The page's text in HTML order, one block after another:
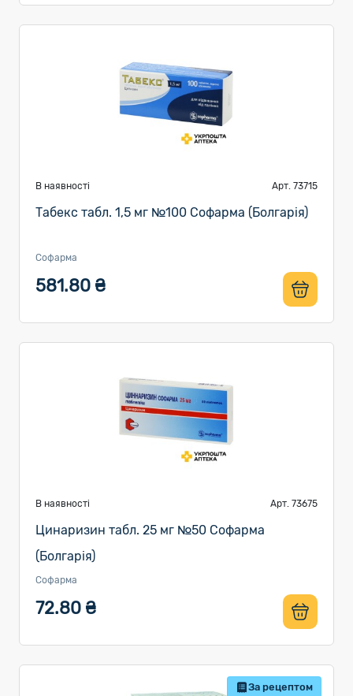
В наявності Арт. 73715
Табекс табл. 1,5 мг №100 Софарма (Болгарія)
Софарма
581.80 ₴
В наявності Арт. 73675
Цинаризин табл. 25 мг №50 Софарма
(Болгарія)
Софарма
72.80 ₴
За рецептом